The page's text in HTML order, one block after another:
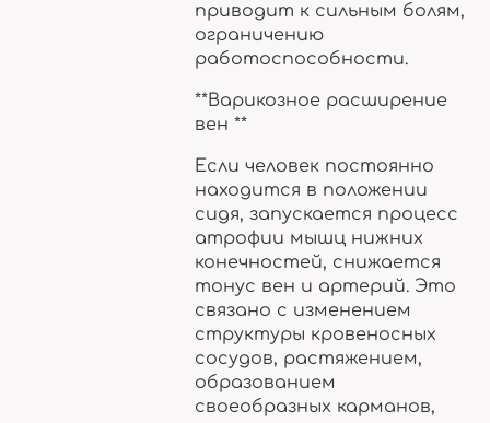
приводит к сильным болям,
ограничению
работоспособности.
**Варикозное расширение
вен **
Если человек постоянно
находится в положении
сидя, запускается процесс
атрофии мышц нижних
конечностей, снижается
тонус вен и артерий. Это
связано с изменением
структуры кровеносных
сосудов, растяжением,
образованием
своеобразных карманов,